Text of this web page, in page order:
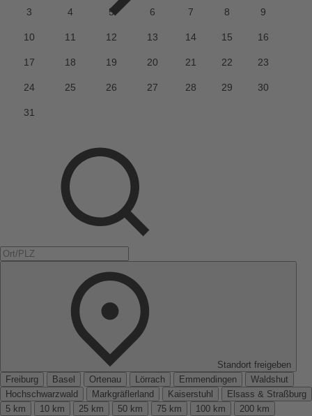
Standort freigeben
Freiburg
Basel Ortenau Lörrach Emmendingen
Waldshut
Hochschwarzwald
Markgräflerland Kaiserstuhl
Elsass & Straßburg
5 km
10 km 25 km 50 km 75 km 100 km
200 km